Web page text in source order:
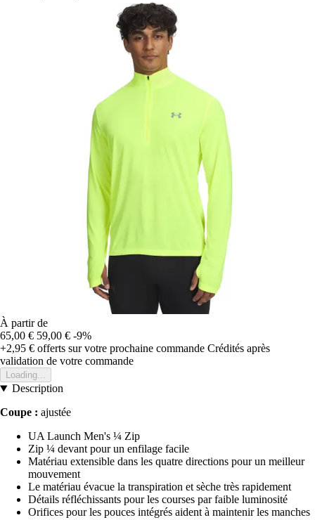
À partir de
65,00 € 59,00 € -9%
+2,95 € offerts sur votre prochaine commande Crédités après
validation de votre commande
Loading...
Description
Coupe : ajustée
UA Launch Men's ¼ Zip
Zip ¼ devant pour un enfilage facile
Matériau extensible dans les quatre directions pour un meilleur
mouvement
Le matériau évacue la transpiration et sèche très rapidement
Détails réfléchissants pour les courses par faible luminosité
Orifices pour les pouces intégrés aident à maintenir les manches